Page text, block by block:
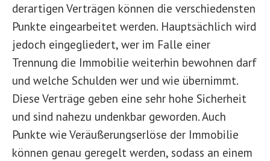
derartigen Verträgen können die verschiedensten
Punkte eingearbeitet werden. Hauptsächlich wird
jedoch eingegliedert, wer im Falle einer
Trennung die Immobilie weiterhin bewohnen darf
und welche Schulden wer und wie übernimmt.
Diese Verträge geben eine sehr hohe Sicherheit
und sind nahezu undenkbar geworden. Auch
Punkte wie Veräußerungserlöse der Immobilie
können genau geregelt werden, sodass an einem